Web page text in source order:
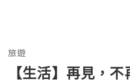
旅遊
【生活】再見，不